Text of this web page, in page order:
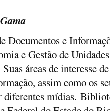
Documentos e
e Gestão de
áreas de interesse
assim como os
diferentes mídias.